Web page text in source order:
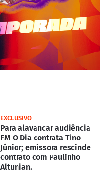
EXCLUSIVO
Para alavancar audiência
FM O Dia contrata Tino
Júnior; emissora rescinde
contrato com Paulinho
Altunian.